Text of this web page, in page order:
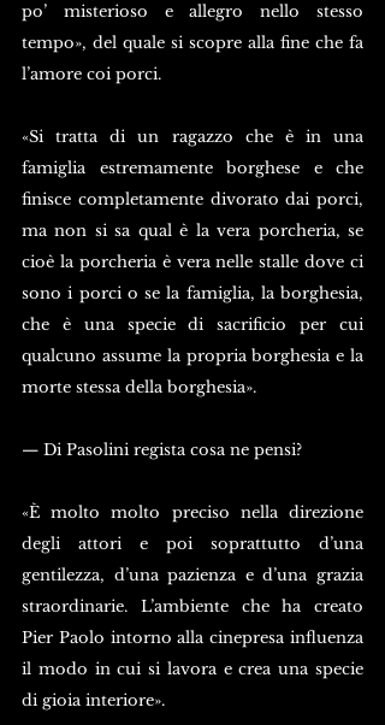
po’ misterioso e allegro nello stesso
tempo», del quale si scopre alla fine che fa
l’amore coi porci.
«Si tratta di un ragazzo che è in una
famiglia estremamente borghese e che
finisce completamente divorato dai porci,
ma non si sa qual è la vera porcheria, se
cioè la porcheria è vera nelle stalle dove ci
sono i porci o se la famiglia, la borghesia,
che è una specie di sacrificio per cui
qualcuno assume la propria borghesia e la
morte stessa della borghesia».
— Di Pasolini regista cosa ne pensi?
«È molto molto preciso nella direzione
degli attori e poi soprattutto d’una
gentilezza, d’una pazienza e d’una grazia
straordinarie. L’ambiente che ha creato
Pier Paolo intorno alla cinepresa influenza
il modo in cui si lavora e crea una specie
di gioia interiore».